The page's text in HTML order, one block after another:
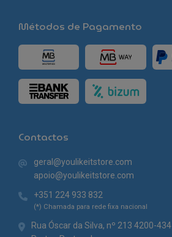
Métodos de Pagamento
Contactos
geral@youlikeitstore.com
apoio@youlikeitstore.com
+351 224 933 832
(*) Chamada para rede fixa nacional
Rua Óscar da Silva, nº 213 4200-434